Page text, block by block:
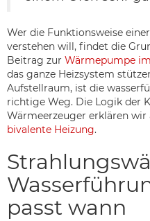
Wer die Funktionsweise
verstehen will, findet die
Beitrag zur Wärmepumpe
das ganze Heizsystem
Aufstellraum, ist die
richtige Weg. Die Logik der
Wärmeerzeuger erklären
bivalente Heizung.
passt wann